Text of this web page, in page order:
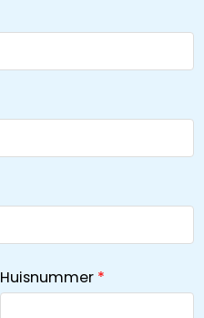
Huisnummer